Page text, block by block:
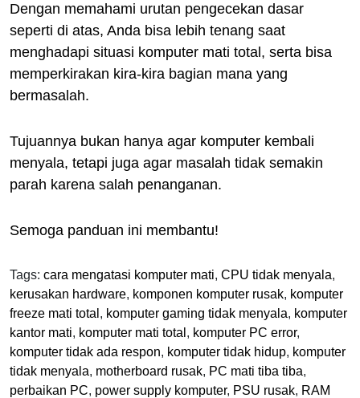
Dengan memahami urutan pengecekan dasar
seperti di atas, Anda bisa lebih tenang saat
menghadapi situasi komputer mati total, serta bisa
memperkirakan kira-kira bagian mana yang
bermasalah.
Tujuannya bukan hanya agar komputer kembali
menyala, tetapi juga agar masalah tidak semakin
parah karena salah penanganan.
Semoga panduan ini membantu!
Tags: cara mengatasi komputer mati, CPU tidak menyala,
kerusakan hardware, komponen komputer rusak, komputer
freeze mati total , komputer gaming tidak menyala, komputer
kantor mati, komputer mati total , komputer PC error,
komputer tidak ada respon, komputer tidak hidup, komputer
tidak menyala, motherboard rusak, PC mati tiba tiba,
perbaikan PC, power supply komputer, PSU rusak, RAM